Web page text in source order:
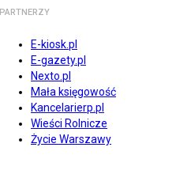
PARTNERZY
E-kiosk.pl
E-gazety.pl
Nexto.pl
Mała księgowość
Kancelarierp.pl
Wieści Rolnicze
Życie Warszawy